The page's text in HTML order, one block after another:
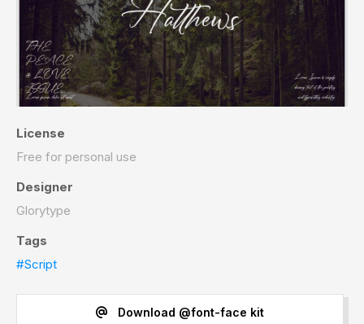
License
Free for personal use
Designer
Glorytype
Tags
#Script
Download @font-face kit